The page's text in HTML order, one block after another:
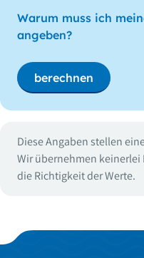
Warum muss ich
angeben?
berechnen
Diese Angaben stellen
Wir übernehmen
die Richtigkeit der Werte.